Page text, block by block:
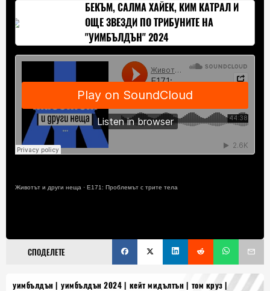
БЕКЪМ, САЛМА ХАЙЕК, КИМ КАТРАЛ И
ОЩЕ ЗВЕЗДИ ПО ТРИБУНИТЕ НА
"УИМБЪЛДЪН" 2024
Животът и други неща · Е171: Проблемът с трите тела
СПОДЕЛЕТЕ
уимбълдън уимбълдън 2024 кейт мидълтън
том круз